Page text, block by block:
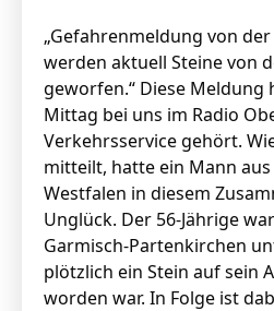
„Gefahrenmeldung von der
werden aktuell Steine von
geworfen.“ Diese Meldung
Mittag bei uns im Radio
Verkehrsservice gehört.
mitteilt, hatte ein Mann
Westfalen in diesem
Unglück. Der 56-Jährige
Garmisch-Partenkirchen
plötzlich ein Stein auf sein
worden war. In Folge ist